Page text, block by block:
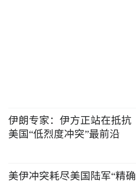
伊朗专家：伊方正站在抵抗
美国“低烈度冲突”最前沿
美伊冲突耗尽美国陆军“精确